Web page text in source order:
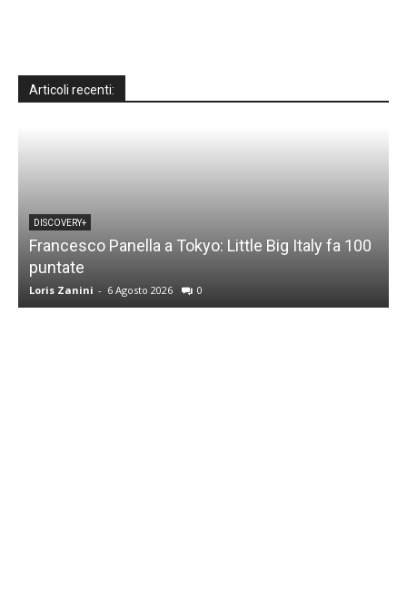
Articoli recenti:
DISCOVERY+
Francesco Panella a Tokyo: Little Big Italy fa 100
puntate
Loris Zanini - 6 Agosto 2026 0